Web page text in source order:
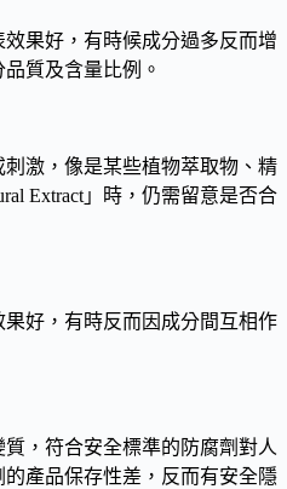
果好，有時候成分過多反而增
質及含量比例。
激，像是某些植物萃取物、精
Extract」時，仍需留意是否合
好，有時反而因成分間互相作
，符合安全標準的防腐劑對人
產品保存性差，反而有安全隱